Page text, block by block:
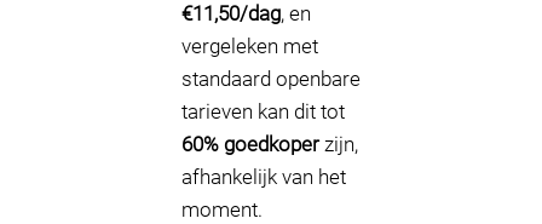
€11,50/dag, en
vergeleken met
standaard openbare
tarieven kan dit tot
60% goedkoperzijn,
afhankelijk van het
moment.